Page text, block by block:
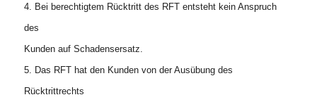
4. Bei berechtigtem Rücktritt des RFT entsteht kein Anspruch
des
Kunden auf Schadensersatz.
5. Das RFT hat den Kunden von der Ausübung des
Rücktrittrechts